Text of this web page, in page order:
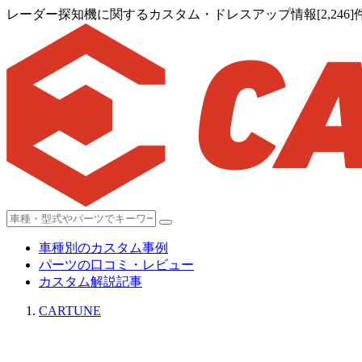
レーダー探知機に関するカスタム・ドレスアップ情報[2,246]
車種別のカスタム事例
パーツの口コミ・レビュー
カスタム解説記事
CARTUNE